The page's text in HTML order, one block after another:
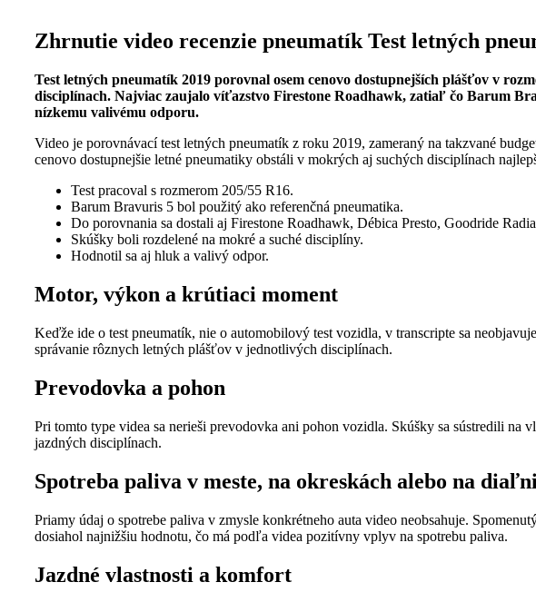
Zhrnutie video recenzie pneumatík Test letných
Test letných pneumatík 2019 porovnal osem cenovo dostupnejších plášťov v
disciplínach. Najviac zaujalo víťazstvo Firestone Roadhawk, zatiaľ čo Barum
nízkemu valivému odporu.
Video je porovnávací test letných pneumatík z roku 2019, zameraný na takzvané
cenovo dostupnejšie letné pneumatiky obstáli v mokrých aj suchých disciplínach
Test pracoval s rozmerom 205/55 R16.
Barum Bravuris 5 bol použitý ako referenčná pneumatika.
Do porovnania sa dostali aj Firestone Roadhawk, Débica Presto, Goodride
Skúšky boli rozdelené na mokré a suché disciplíny.
Hodnotil sa aj hluk a valivý odpor.
Motor, výkon a krútiaci moment
Keďže ide o test pneumatík, nie o automobilový test vozidla, v transcripte sa
správanie rôznych letných plášťov v jednotlivých disciplínach.
Prevodovka a pohon
Pri tomto type videa sa nerieši prevodovka ani pohon vozidla. Skúšky sa sústredili na
jazdných disciplínach.
Spotreba paliva v meste, na okreskách alebo na
Priamy údaj o spotrebe paliva v zmysle konkrétneho auta video neobsahuje.
dosiahol najnižšiu hodnotu, čo má podľa videa pozitívny vplyv na spotrebu paliva.
Jazdné vlastnosti a komfort